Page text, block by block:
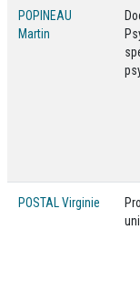
POPINEAU
Martin
POSTAL Virginie